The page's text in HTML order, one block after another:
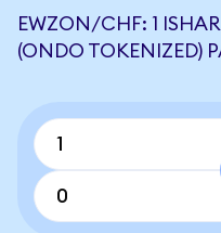
EWZON/CHF: 1
(ONDO TOKENIZED)